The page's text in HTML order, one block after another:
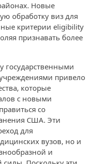
Новые
обработку виз для
критерии eligibility
признавать более
государственными
привело
которые
с новыми
со
США. Эти
для
вузов, но и
и